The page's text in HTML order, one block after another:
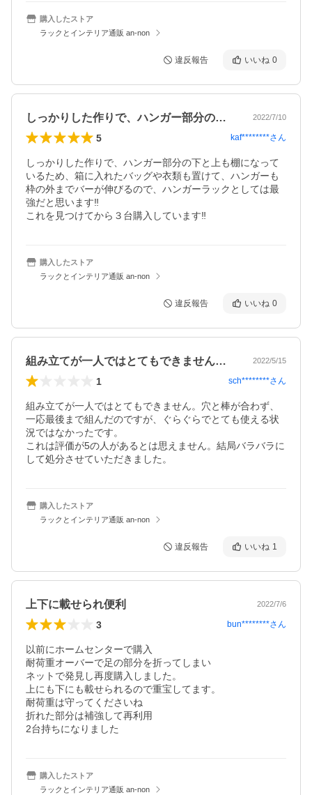
購入したストア
ラックとインテリア通販 an-non
違反報告 いいね 0
しっかりした作りで、ハンガー部分の下と… 2022/7/10
5 kaf********さん
しっかりした作りで、ハンガー部分の下と上も棚になって
いるため、箱に入れたバッグや衣類も置けて、ハンガーも
枠の外までバーが伸びるので、ハンガーラックとしては最
強だと思います‼️
これを見つけてから３台購入しています‼️
購入したストア
ラックとインテリア通販 an-non
違反報告 いいね 0
組み立てが一人ではとてもできません。穴… 2022/5/15
1 sch********さん
組み立てが一人ではとてもできません。穴と棒が合わず、
一応最後まで組んだのですが、ぐらぐらでとても使える状
況ではなかったです。
これは評価が5の人があるとは思えません。結局バラバラに
して処分させていただきました。
購入したストア
ラックとインテリア通販 an-non
違反報告 いいね 1
上下に載せられ便利 2022/7/6
3 bun********さん
以前にホームセンターで購入
耐荷重オーバーで足の部分を折ってしまい
ネットで発見し再度購入しました。
上にも下にも載せられるので重宝してます。
耐荷重は守ってくださいね
折れた部分は補強して再利用
購入したストア
ラックとインテリア通販 an-non